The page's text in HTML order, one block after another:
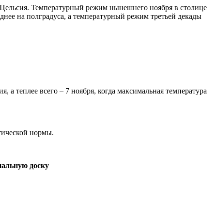
Температурный режим нынешнего ноября в столице
на полградуса, а температурный режим третьей декады
а теплее всего – 7 ноября, когда максимальная температура
нормы.
доску